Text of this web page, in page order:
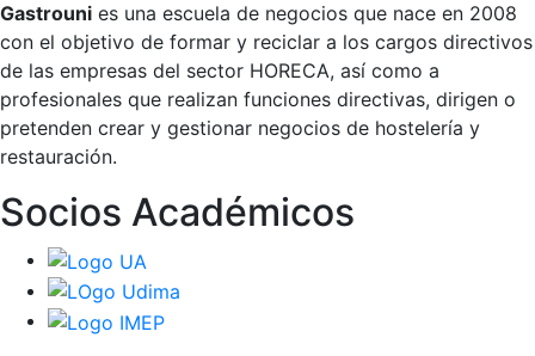
Gastrouni es una escuela de negocios que nace en 2008
con el objetivo de formar y reciclar a los cargos directivos
de las empresas del sector HORECA, así como a
profesionales que realizan funciones directivas, dirigen o
pretenden crear y gestionar negocios de hostelería y
restauración.
Socios Académicos